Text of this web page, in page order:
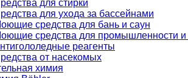
для стирки
для ухода за бассейнами
средства для бань и саун
средства для промышленности и
реагенты
от насекомых
химия